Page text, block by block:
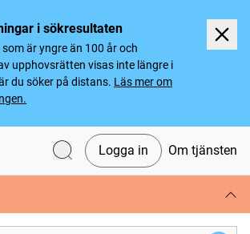
i sökresultaten
är yngre än 100 år och
upphovsrätten visas inte längre i
du söker på distans. Läs mer om
Logga in Om tjänsten